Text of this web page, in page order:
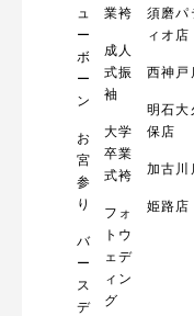
ュ
ー
ボ
ー
ン
お
宮
参
り
バ
ー
ス
デ
業袴
成人
式振
袖
大学
卒業
式袴
フォ
トウ
ェデ
ィン
グ
須磨パ
ィオ店
西神戸
明石大
保店
加古川
姫路店